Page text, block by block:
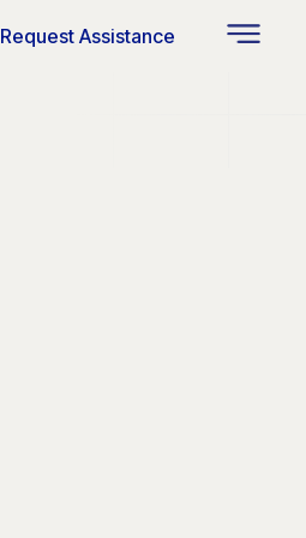
Request Assistance